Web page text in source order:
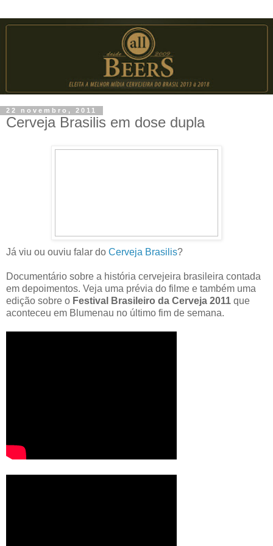
22 novembro, 2011
Cerveja Brasilis em dose dupla
Já viu ou ouviu falar do Cerveja Brasilis?
Documentário sobre a história cervejeira brasileira contada
em depoimentos. Veja uma prévia do filme e também uma
edição sobre o Festival Brasileiro da Cerveja 2011 que
aconteceu em Blumenau no último fim de semana.